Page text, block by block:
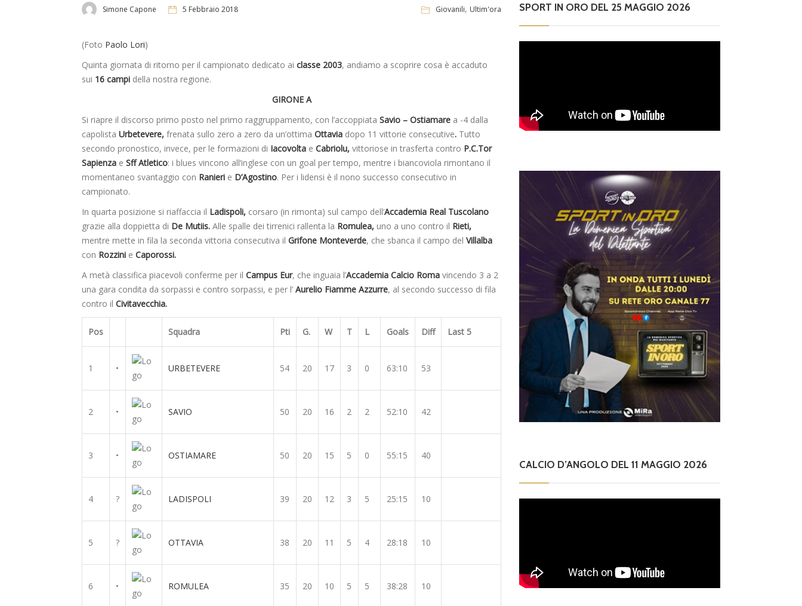
Simone Capone 5 Febbraio 2018 Giovanili, Ultim'ora
(Foto Paolo Lori)
Quinta giornata di ritorno per il campionato dedicato ai classe 2003, andiamo a scoprire cosa è accaduto
sui 16 campi della nostra regione.
GIRONE A
Si riapre il discorso primo posto nel primo raggruppamento, con l’accoppiata Savio – Ostiamare a -4 dalla
capolista Urbetevere, frenata sullo zero a zero da un’ottima Ottavia dopo 11 vittorie consecutive. Tutto
secondo pronostico, invece, per le formazioni di Iacovolta e Cabriolu, vittoriose in trasferta contro P.C.Tor
Sapienza e Sff Atletico: i blues vincono all’inglese con un goal per tempo, mentre i biancoviola rimontano il
momentaneo svantaggio con Ranieri e D’Agostino. Per i lidensi è il nono successo consecutivo in
campionato.
In quarta posizione si riaffaccia il Ladispoli, corsaro (in rimonta) sul campo dell’Accademia Real Tuscolano
grazie alla doppietta di De Mutiis. Alle spalle dei tirrenici rallenta la Romulea, uno a uno contro il Rieti,
mentre mette in fila la seconda vittoria consecutiva il Grifone Monteverde, che sbanca il campo del Villalba
con Rozzini e Caporossi.
A metà classifica piacevoli conferme per il Campus Eur, che inguaia l’Accademia Calcio Roma vincendo 3 a 2
una gara condita da sorpassi e contro sorpassi, e per l’ Aurelio Fiamme Azzurre, al secondo successo di fila
contro il Civitavecchia.
Pos Squadra Pti G. W T L Goals Diff Last 5
1 • URBETEVERE 54 20 17 3 0 63:10 53
2 • SAVIO 50 20 16 2 2 52:10 42
3 • OSTIAMARE 50 20 15 5 0 55:15 40
4 ? LADISPOLI 39 20 12 3 5 25:15 10
5 ? OTTAVIA 38 20 11 5 4 28:18 10
6 • ROMULEA 35 20 10 5 5 38:28 10
SPORT IN ORO DEL 25 MAGGIO 2026
CALCIO D’ANGOLO DEL 11 MAGGIO 2026